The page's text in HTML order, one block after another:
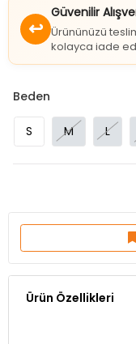
↩
Güvenilir
Ürününüzü
kolayca iade
Beden
S M L
Ürün Özellikleri